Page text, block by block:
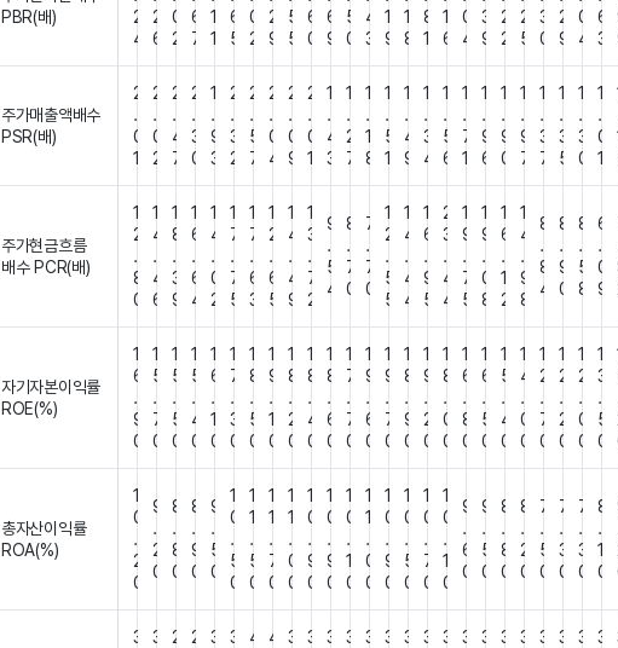
PBR(배)
2
4
2
6
0
2
6
7
1
1
6
5
0
2
2
9
5
5
6
0
6
9
5
0
4
3
1
9
1
8
8
1
1
6
0
4
3
9
2
2
2
5
3
0
2
9
0
4
6
3
주가매출액배수
PSR(배)
2
.
0
1
2
.
0
2
2
.
4
7
2
.
3
0
1
.
9
3
2
.
3
2
2
.
5
7
2
.
0
4
2
.
0
9
2
.
0
1
1
.
4
3
1
.
2
7
1
.
1
8
1
.
5
1
1
.
4
9
1
.
3
4
1
.
5
6
1
.
7
1
1
.
9
6
1
.
9
0
1
.
9
7
1
.
3
7
1
.
3
5
1
.
3
0
1
.
0
1
주가현금흐름
배수 PCR(배)
1
2
.
8
0
1
4
.
4
6
1
8
.
3
9
1
6
.
6
4
1
4
.
0
2
1
7
.
7
5
1
7
.
6
3
1
2
.
6
5
1
4
.
4
9
1
3
.
7
2
9
.
5
4
8
.
7
0
7
.
7
0
1
2
.
5
5
1
4
.
4
4
1
6
.
9
5
2
3
.
4
4
1
9
.
7
5
1
9
.
0
8
1
6
.
1
2
1
4
.
9
8
8
.
8
4
8
.
9
0
8
.
5
8
6
.
0
9
자기자본이익률
ROE(%)
1
6
.
9
0
1
5
.
7
0
1
5
.
5
0
1
5
.
4
0
1
6
.
1
0
1
7
.
3
0
1
8
.
5
0
1
9
.
1
0
1
8
.
2
0
1
8
.
4
0
1
8
.
6
0
1
7
.
7
0
1
9
.
6
0
1
9
.
7
0
1
8
.
9
0
1
9
.
2
0
1
8
.
0
0
1
6
.
8
0
1
6
.
5
0
1
5
.
4
0
1
4
.
0
0
1
2
.
7
0
1
2
.
2
0
1
2
.
0
0
1
3
.
5
0
총자산이익률
ROA(%)
1
0
.
2
0
9
.
2
0
8
.
8
0
8
.
9
0
9
.
5
0
1
0
.
5
0
1
1
.
5
0
1
1
.
7
0
1
1
.
0
0
1
0
.
9
0
1
0
.
9
0
1
0
.
1
0
1
1
.
0
0
1
0
.
9
0
1
0
.
5
0
1
0
.
7
0
1
0
.
1
0
9
.
6
0
9
.
5
0
8
.
8
0
8
.
2
0
7
.
5
0
7
.
3
0
7
.
3
0
8
.
1
0
3
3
2
2
3
3
4
4
3
3
3
3
3
3
3
3
3
3
3
3
3
3
3
3
3